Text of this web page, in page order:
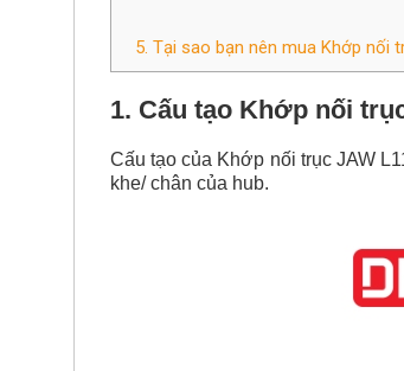
5. Tại sao bạn nên mua Khớp nối
1. Cấu tạo Khớp nối
Cấu tạo của Khớp nối trục JAW
khe/ chân của hub.